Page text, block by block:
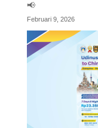
📢
Februari 9, 2026